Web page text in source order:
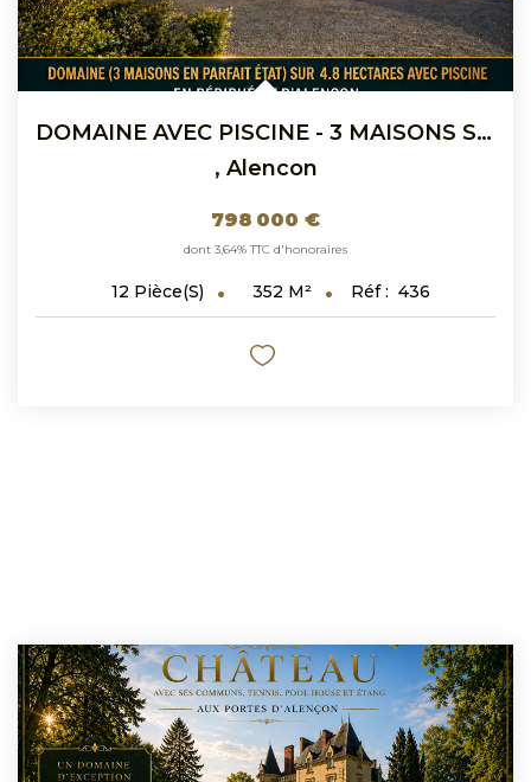
DOMAINE AVEC PISCINE - 3 MAISONS SORTIE D'ALENCON
, Alencon
798 000 €
dont 3,64% TTC d'honoraires
12 Pièce(s) 352 M² Réf : 436